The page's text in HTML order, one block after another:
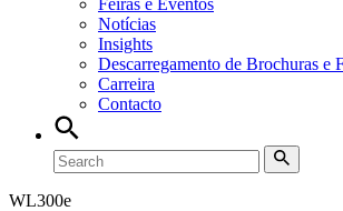
Feiras e Eventos
Notícias
Insights
Descarregamento de Brochuras e
Carreira
Contacto
WL300e